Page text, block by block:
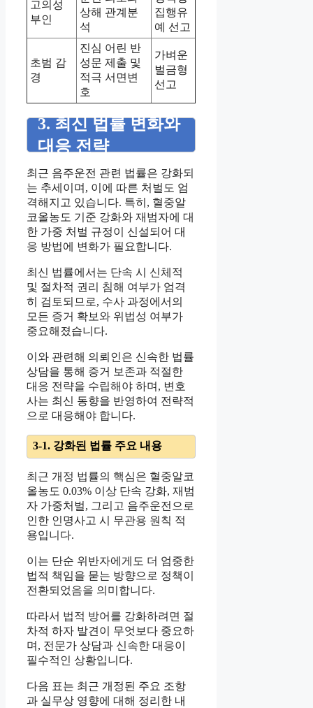
고의성
부인
상해 관계분
석
집행유
예 선고
초범 감
경
진심 어린 반
성문 제출 및
적극 서면변
호
가벼운
벌금형
선고
3. 최신 법률 변화와
대응 전략
최근 음주운전 관련 법률은 강화되
는 추세이며, 이에 따른 처벌도 엄
격해지고 있습니다. 특히, 혈중알
코올농도 기준 강화와 재범자에 대
한 가중 처벌 규정이 신설되어 대
응 방법에 변화가 필요합니다.
최신 법률에서는 단속 시 신체적
및 절차적 권리 침해 여부가 엄격
히 검토되므로, 수사 과정에서의
모든 증거 확보와 위법성 여부가
중요해졌습니다.
이와 관련해 의뢰인은 신속한 법률
상담을 통해 증거 보존과 적절한
대응 전략을 수립해야 하며, 변호
사는 최신 동향을 반영하여 전략적
으로 대응해야 합니다.
3-1. 강화된 법률 주요 내용
최근 개정 법률의 핵심은 혈중알코
올농도 0.03% 이상 단속 강화, 재범
자 가중처벌, 그리고 음주운전으로
인한 인명사고 시 무관용 원칙 적
용입니다.
이는 단순 위반자에게도 더 엄중한
법적 책임을 묻는 방향으로 정책이
전환되었음을 의미합니다.
따라서 법적 방어를 강화하려면 절
차적 하자 발견이 무엇보다 중요하
며, 전문가 상담과 신속한 대응이
필수적인 상황입니다.
다음 표는 최근 개정된 주요 조항
과 실무상 영향에 대해 정리한 내